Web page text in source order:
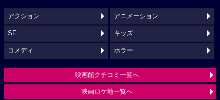
アクション アニメーション
SF キッズ
コメディ ホラー
映画館クチコミ一覧へ
映画ロケ地一覧へ